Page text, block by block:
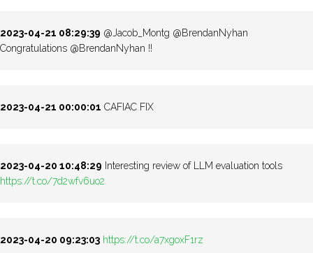
2023-04-21 08:29:39 @Jacob_Montg @BrendanNyhan
Congratulations @BrendanNyhan !!
2023-04-21 00:00:01 CAFIAC FIX
2023-04-20 10:48:29 Interesting review of LLM evaluation tools
https://t.co/7d2wfv6uo2
2023-04-20 09:23:03 https://t.co/a7xgoxF1rz